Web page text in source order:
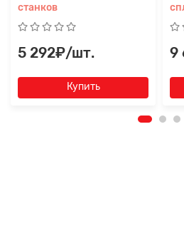
станков
5 292₽/шт.
Купить
9